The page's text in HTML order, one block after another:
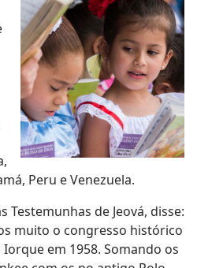
Peru e Venezuela.
Testemunhas de Jeová, disse:
muito o congresso histórico
em 1958. Somando os